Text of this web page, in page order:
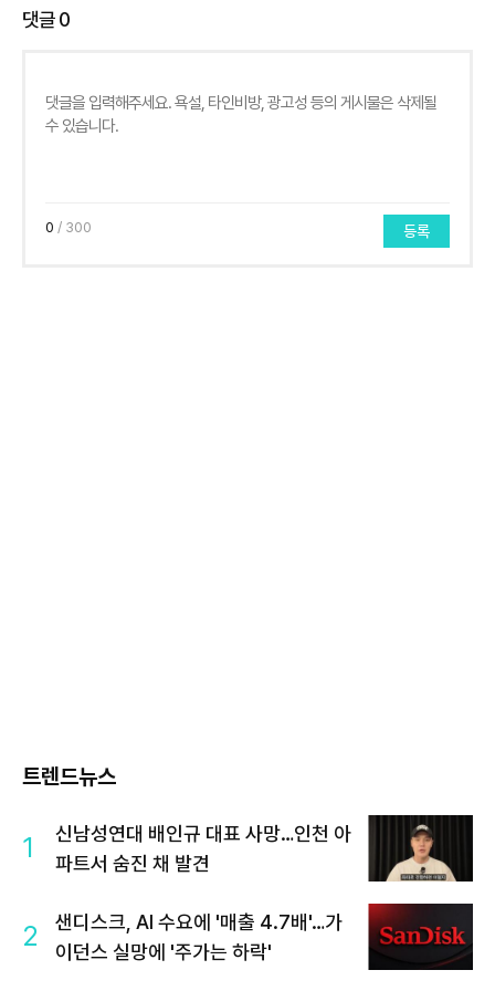
댓글0
0 / 300 등록
트렌드뉴스
1
신남성연대 배인규 대표 사망…인천 아
파트서 숨진 채 발견
2
샌디스크, AI 수요에 '매출 4.7배'…가
이던스 실망에 '주가는 하락'